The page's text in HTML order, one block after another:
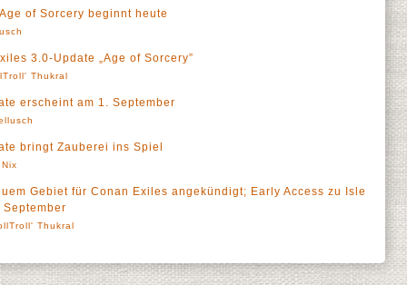
of Sorcery beginnt heute
3.0-Update „Age of Sorcery”
Thukral
erscheint am 1. September
bringt Zauberei ins Spiel
Gebiet für Conan Exiles angekündigt; Early Access zu Isle
Thukral